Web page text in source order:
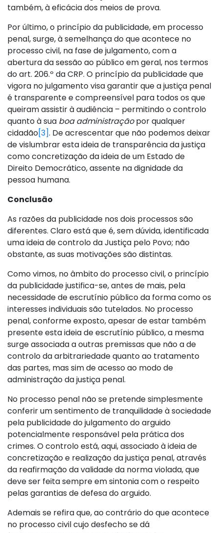
também, à eficácia dos meios de prova.
Por último, o princípio da publicidade, em processo
penal, surge, à semelhança do que acontece no
processo civil, na fase de julgamento, com a
abertura da sessão ao público em geral, nos termos
do art. 206.º da CRP. O princípio da publicidade que
vigora no julgamento visa garantir que a justiça penal
é transparente e compreensível para todos os que
queiram assistir à audiência – permitindo o controlo
quanto à sua boa administraçãopor qualquer
cidadão[3]. De acrescentar que não podemos deixar
de vislumbrar esta ideia de transparência da justiça
como concretização da ideia de um Estado de
Direito Democrático, assente na dignidade da
pessoa humana.
Conclusão
As razões da publicidade nos dois processos são
diferentes. Claro está que é, sem dúvida, identificada
uma ideia de controlo da Justiça pelo Povo; não
obstante, as suas motivações são distintas.
Como vimos, no âmbito do processo civil, o princípio
da publicidade justifica-se, antes de mais, pela
necessidade de escrutínio público da forma como os
interesses individuais são tutelados. No processo
penal, conforme exposto, apesar de estar também
presente esta ideia de escrutínio público, a mesma
surge associada a outras premissas que não a de
controlo da arbitrariedade quanto ao tratamento
das partes, mas sim de acesso ao modo de
administração da justiça penal.
No processo penal não se pretende simplesmente
conferir um sentimento de tranquilidade à sociedade
pela publicidade do julgamento do arguido
potencialmente responsável pela prática dos
crimes. O controlo está, aqui, associado à ideia de
concretização e realização da justiça penal, através
da reafirmação da validade da norma violada, que
deve ser feita sempre em sintonia com o respeito
pelas garantias de defesa do arguido.
Ademais se refira que, ao contrário do que acontece
no processo civil cujo desfecho se dá